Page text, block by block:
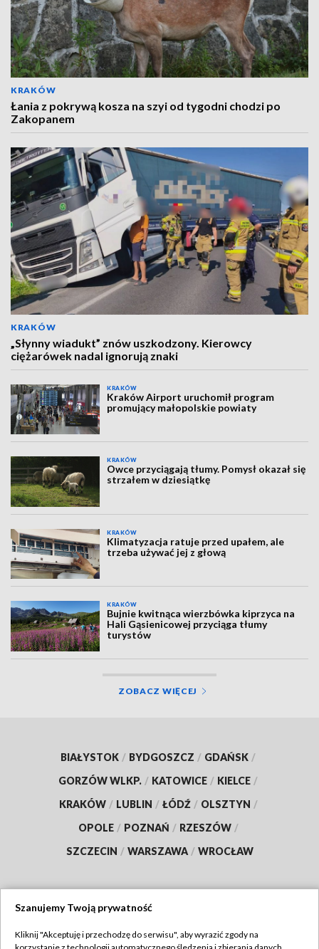
KRAKÓW
Łania z pokrywą kosza na szyi od tygodni chodzi po
Zakopanem
KRAKÓW
„Słynny wiadukt” znów uszkodzony. Kierowcy
ciężarówek nadal ignorują znaki
KRAKÓW
Kraków Airport uruchomił program
promujący małopolskie powiaty
KRAKÓW
Owce przyciągają tłumy. Pomysł okazał się
strzałem w dziesiątkę
KRAKÓW
Klimatyzacja ratuje przed upałem, ale
trzeba używać jej z głową
KRAKÓW
Bujnie kwitnąca wierzbówka kiprzyca na
Hali Gąsienicowej przyciąga tłumy
turystów
ZOBACZ WIĘCEJ
BIAŁYSTOK / BYDGOSZCZ / GDAŃSK /
GORZÓW WLKP. / KATOWICE / KIELCE /
KRAKÓW / LUBLIN / ŁÓDŹ / OLSZTYN /
OPOLE / POZNAŃ / RZESZÓW /
SZCZECIN / WARSZAWA / WROCŁAW
Szanujemy Twoją prywatność
Kliknij "Akceptuję i przechodzę do serwisu", aby wyrazić zgody na